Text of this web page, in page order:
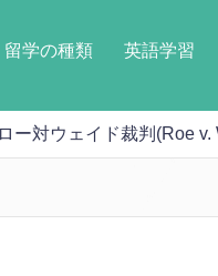
留学の種類 英語学習
ー対ウェイド裁判(Roe v.